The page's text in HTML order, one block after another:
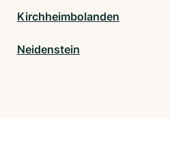
Kirchheimbolanden
Neidenstein